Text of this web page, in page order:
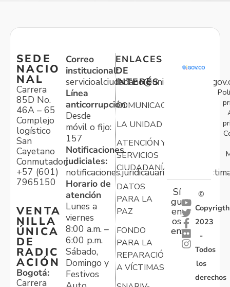
SEDE
NACIO
NAL
Carrera
85D No.
46A – 65
Complejo
logístico
San
Cayetano
Conmutador:
+57 (601)
7965150
VENTA
NILLA
ÚNICA
DE
RADIC
ACIÓN
Bogotá:
Carrera
Correo
institucional:
Línea
anticorrupción:
Desde
móvil o fijo:
157
Notificaciones
judiciales:
Horario de
atención
Lunes a
viernes
8:00 a.m. –
6:00 p.m.
Sábado,
Domingo y
Festivos
ENLACES
DE
INTERÉS
COMUNICACIONES
LA UNIDAD
ATENCIÓN Y
SERVICIOS
CIUDADANÍA
DATOS
PARA LA
PAZ
FONDO
PARA LA
REPARACIÓN
A VÍCTIMAS
Sí
gu
en
os
en:
©
Copyrigth
2023
-
Todos
los
derechos